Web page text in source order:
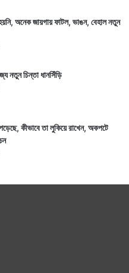
অনেক জায়গায় ফাটল, ভাঙন, বেহাল নতুন
নতুন চিন্তা ধানসিঁড়ি
কীভাবে তা লুকিয়ে রাখেন, অকপটে